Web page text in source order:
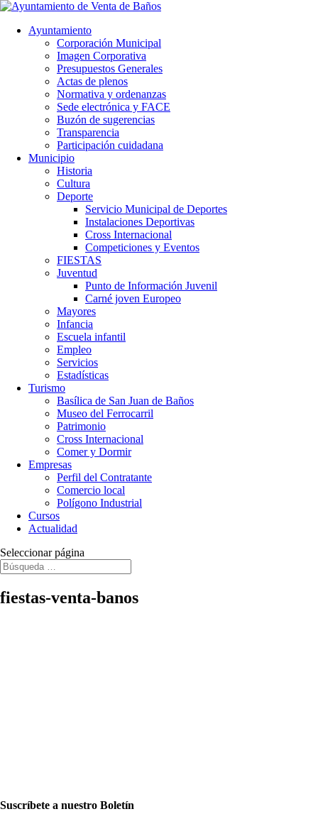
Ayuntamiento
Corporación Municipal
Imagen Corporativa
Presupuestos Generales
Actas de plenos
Normativa y ordenanzas
Sede electrónica y FACE
Buzón de sugerencias
Transparencia
Participación cuidadana
Municipio
Historia
Cultura
Deporte
Servicio Municipal de Deportes
Instalaciones Deportivas
Cross Internacional
Competiciones y Eventos
FIESTAS
Juventud
Punto de Información Juvenil
Carné joven Europeo
Mayores
Infancia
Escuela infantil
Empleo
Servicios
Estadísticas
Turismo
Basílica de San Juan de Baños
Museo del Ferrocarril
Patrimonio
Cross Internacional
Comer y Dormir
Empresas
Perfil del Contratante
Comercio local
Polígono Industrial
Cursos
Actualidad
Seleccionar página
fiestas-venta-banos
Suscríbete a nuestro Boletín